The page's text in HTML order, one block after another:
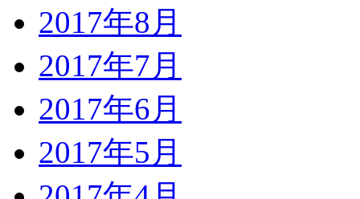
2017年8月
2017年7月
2017年6月
2017年5月